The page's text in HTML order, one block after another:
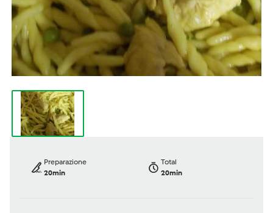
Preparazione
20min
Total
20min